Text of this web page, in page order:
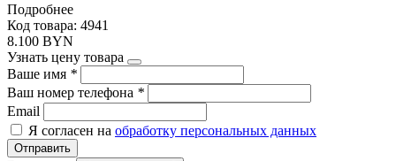
Подробнее
Код товара: 4941
8.100 BYN
Узнать цену товара
Ваше имя *
Ваш номер телефона *
Email
Я согласен на обработку персональных данных
Отправить